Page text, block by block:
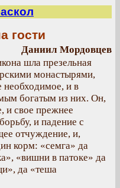
гости
Даниил Мордовцев
шла презельная
монастырями,
необходимое, и в
богатым из них. Он,
и свое прежнее
и падение с
отчуждение, и,
корм: «семга» да
«вишни в патоке» да
да «теша